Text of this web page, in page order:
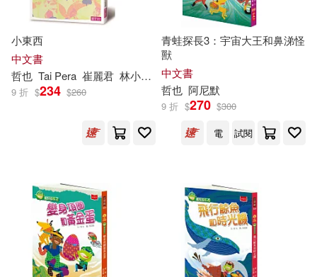
Cygames(1)
Kuldip K. Singh 星家恩(1)
OKAPI閱讀生活誌編輯室(1)
[日]安河內哲也(1)
[日]宮崎 哲也(1)
[日]松浦彌太郎(1)
[日]野尻哲也(1) もねこ(1)
人民軍醫出版社(1)
人民體育出版社(1) 八方(1)
南京大學出版社(1)
原子能出版社(1) 原水(1)
小東西
中文書
哲也 Tai Pera 崔麗君 林小杯 楊麗玲
9 折 $234 $260
青蛙探長3：宇宙大王和鼻涕怪
獸
中文書
哲也 阿尼默
9 折 $270 $300
電
試閱